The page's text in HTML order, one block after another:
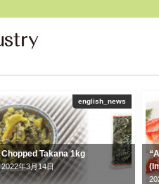
english_news
Chopped Takana 1kg
2022年3月14日